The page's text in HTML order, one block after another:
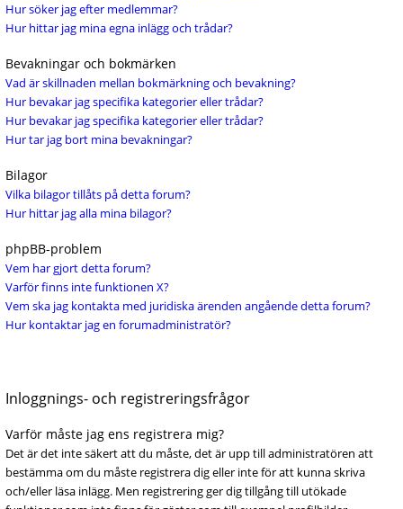
Hur söker jag efter medlemmar?
Hur hittar jag mina egna inlägg och trådar?
Bevakningar och bokmärken
Vad är skillnaden mellan bokmärkning och bevakning?
Hur bevakar jag specifika kategorier eller trådar?
Hur bevakar jag specifika kategorier eller trådar?
Hur tar jag bort mina bevakningar?
Bilagor
Vilka bilagor tillåts på detta forum?
Hur hittar jag alla mina bilagor?
phpBB-problem
Vem har gjort detta forum?
Varför finns inte funktionen X?
Vem ska jag kontakta med juridiska ärenden angående detta forum?
Hur kontaktar jag en forumadministratör?
Inloggnings- och registreringsfrågor
Varför måste jag ens registrera mig?
Det är det inte säkert att du måste, det är upp till administratören att
bestämma om du måste registrera dig eller inte för att kunna skriva
och/eller läsa inlägg. Men registrering ger dig tillgång till utökade